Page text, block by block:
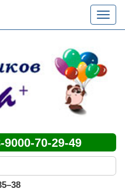
меню
9000-70-29-49